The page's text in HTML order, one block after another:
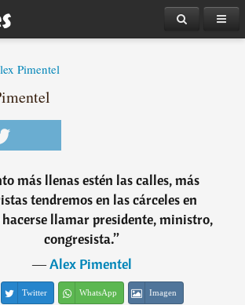
Pimentel
más llenas estén las calles, más
tendremos en las cárceles en
llamar presidente, ministro,
congresista.”
―Alex Pimentel
Twitter WhatsApp Imagen